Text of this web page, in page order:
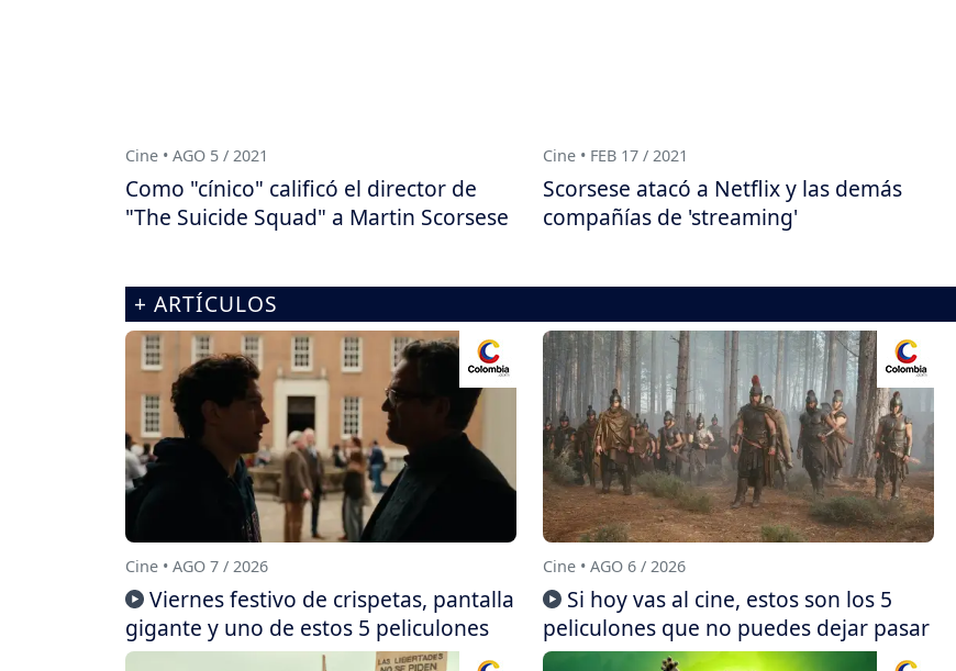
Cine • AGO 5 / 2021
Como "cínico" calificó el director de
"The Suicide Squad" a Martin Scorsese
Cine • FEB 17 / 2021
Scorsese atacó a Netflix y las demás
compañías de 'streaming'
+ ARTÍCULOS
Cine • AGO 7 / 2026
Viernes festivo de crispetas, pantalla
gigante y uno de estos 5 peliculones
Cine • AGO 6 / 2026
Si hoy vas al cine, estos son los 5
peliculones que no puedes dejar pasar